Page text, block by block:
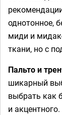
однотонное,
миди и
ткани, но с
Пальто и
шикарный
выбрать как
и акцентного.